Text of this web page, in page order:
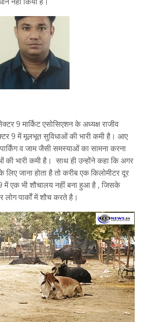
9 मार्किट एसोसिएशन के अध्यक्ष राजीव
9 में मूलभूत सुविधाओं की भारी कमी है। आए
व जाम जैसी समस्याओं का सामना करना
भारी कमी है। साथ ही उन्होंने कहा कि अगर
लिए जाना होता है तो करीब एक किलोमीटर दूर
में एक भी शौचालय नहीं बना हुआ है , जिसके
लोग पार्कों में शौच करते है।